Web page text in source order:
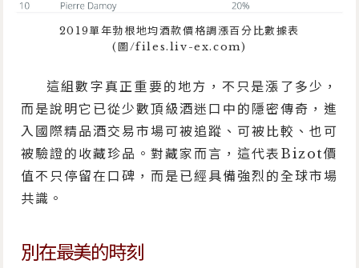
2019單年勃根地均酒款價格調漲百分比數據表
(圖/files.liv-ex.com)
這組數字真正重要的地方，不只是漲了多少，
而是說明它已從少數頂級酒迷口中的隱密傳奇，進
入國際精品酒交易市場可被追蹤、可被比較、也可
被驗證的收藏珍品。對藏家而言，這代表Bizot價
值不只停留在口碑，而是已經具備強烈的全球市場
共識。
別在最美的時刻